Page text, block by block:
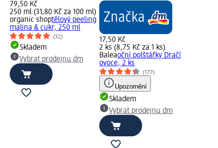
79,50 Kč
250 ml (31,80 Kč za 100 ml)
organic shoptělový peeling
malina & cukr, 250 ml
(32)
Skladem
Vybrat prodejnu dm
17,50 Kč
2 ks (8,75 Kč za 1 ks)
Baleaoční polštářky Dračí
ovoce, 2 ks
(177)
Upozornění
Skladem
Vybrat prodejnu dm